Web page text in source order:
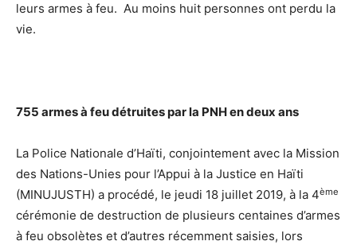
leurs armes à feu. Au moins huit personnes ont perdu la
vie.
755 armes à feu détruites par la PNH en deux ans
La Police Nationale d’Haïti, conjointement avec la Mission
des Nations-Unies pour l’Appui à la Justice en Haïti
(MINUJUSTH) a procédé, le jeudi 18 juillet 2019, à la 4ème
cérémonie de destruction de plusieurs centaines d’armes
à feu obsolètes et d’autres récemment saisies, lors